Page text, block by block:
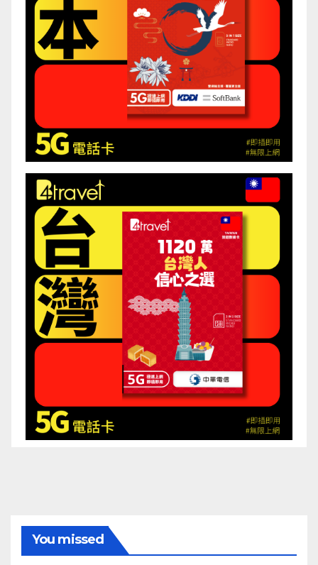
You missed